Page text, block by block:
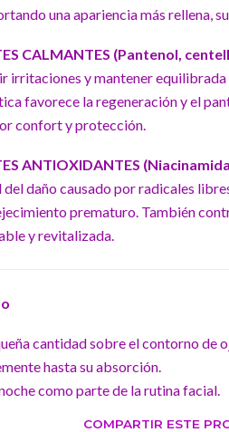
una apariencia más rellena,
CALMANTES (Pantenol,
irritaciones y mantener
favorece la regeneración y el
confort y protección.
ANTIOXIDANTES
daño causado por radicales
prematuro. También
y revitalizada.
cantidad sobre el contorno de
hasta su absorción.
como parte de la rutina facial.
COMPARTIR ESTE